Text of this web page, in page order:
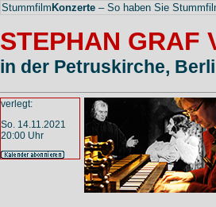
StummfilmKonzerte – So haben Sie
STEPHAN GRAF
in der Petruskirche,
verlegt:
So. 14.11.2021
20:00 Uhr